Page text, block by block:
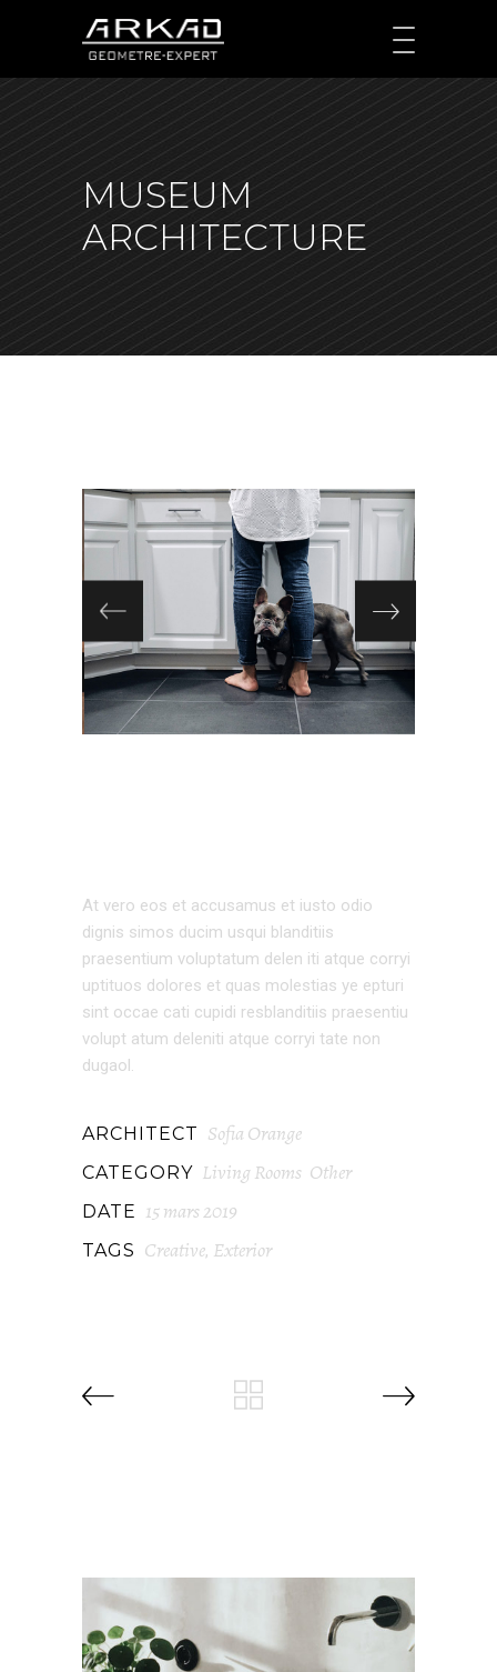
MUSEUM
ARCHITECTURE
At vero eos et accusamus et iusto odio
dignis simos ducim usqui blanditiis
praesentium voluptatum delen iti atque corryi
uptituos dolores et quas molestias ye epturi
sint occae cati cupidi resblanditiis praesentiu
volupt atum deleniti atque corryi tate non
dugaol.
ARCHITECT Sofia Orange
CATEGORY Living Rooms Other
DATE 15 mars 2019
TAGS Creative, Exterior